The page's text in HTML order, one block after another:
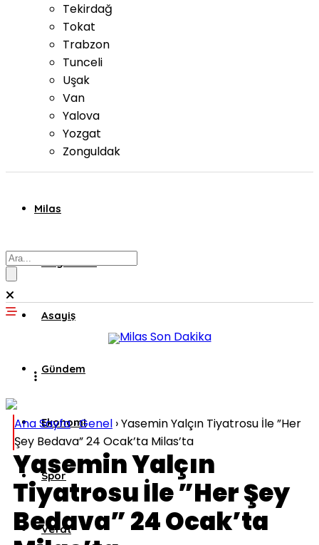
Tekirdağ
Tokat
Trabzon
Tunceli
Uşak
Van
Yalova
Yozgat
Zonguldak
Milas
Muğla’dan
Asayiş
Gündem
Ekonomi
Spor
Vefat
Ana Sayfa›Genel ›Yasemin Yalçın Tiyatrosu İle ”Her
Şey Bedava” 24 Ocak’ta Milas’ta
Yasemin Yalçın
Tiyatrosu İle ”Her Şey
Bedava” 24 Ocak’ta